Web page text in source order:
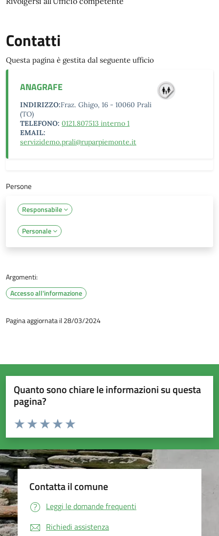
Contatti
Questa pagina è gestita dal seguente ufficio
ANAGRAFE
INDIRIZZO:Fraz. Ghigo, 16 - 10060 Prali
(TO)
TELEFONO: 0121.807513 interno 1
EMAIL:
servizidemo.prali@ruparpiemonte.it
Persone
Responsabile
Personale
Argomenti:
Accesso all'informazione
Pagina aggiornata il 28/03/2024
Quanto sono chiare le informazioni su questa
pagina?
Valuta da 1 a 5 stelle la pagina
Valuta 5 stelle su 5
Valuta 4 stelle su 5
Valuta 3 stelle su 5
Valuta 2 stelle su 5
Valuta 1 stelle su 5
Contatta il comune
Leggi le domande frequenti
Richiedi assistenza